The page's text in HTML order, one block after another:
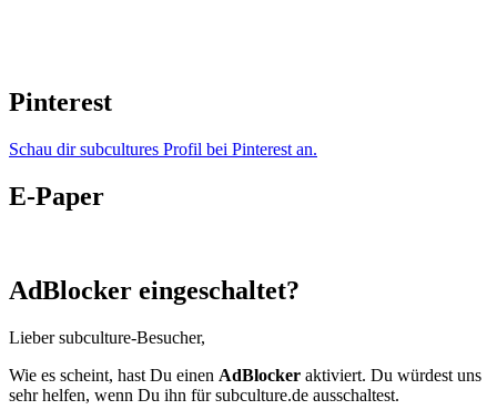
Pinterest
Schau dir subcultures Profil bei Pinterest an.
E-Paper
AdBlocker eingeschaltet?
Lieber subculture-Besucher,
Wie es scheint, hast Du einen AdBlocker aktiviert. Du würdest uns
sehr helfen, wenn Du ihn für subculture.de ausschaltest.